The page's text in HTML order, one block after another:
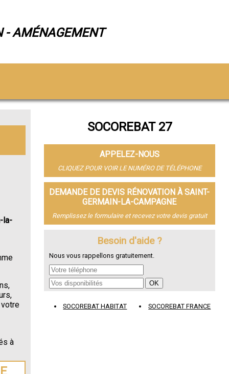
- AMÉNAGEMENT
la-
à
.
SOCOREBAT 27
APPELEZ-NOUS
CLIQUEZ POUR VOIR LE NUMÉRO DE TÉLÉPHONE
DEMANDE DE DEVIS RÉNOVATION À SAINT-
GERMAIN-LA-CAMPAGNE
Remplissez le formulaire et recevez votre devis gratuit
Besoin d'aide ?
Nous vous rappellons gratuitement.
SOCOREBAT HABITAT SOCOREBAT FRANCE